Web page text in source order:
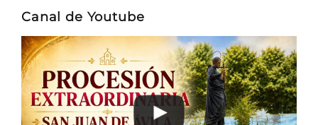
entradas
Canal de Youtube